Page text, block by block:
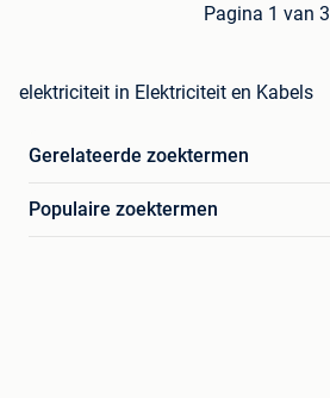
Pagina 1 van 3
elektriciteit in Elektriciteit en Kabels
Gerelateerde zoektermen
Populaire zoektermen